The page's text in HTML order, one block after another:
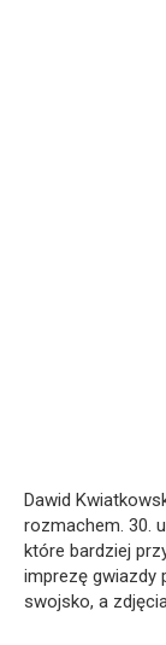
Dawid
rozmachem. 30.
które bardziej
imprezę gwiazdy
swojsko, a